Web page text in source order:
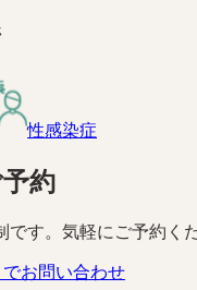
性感染症
約
です。気軽にご予約く
お問い合わせ